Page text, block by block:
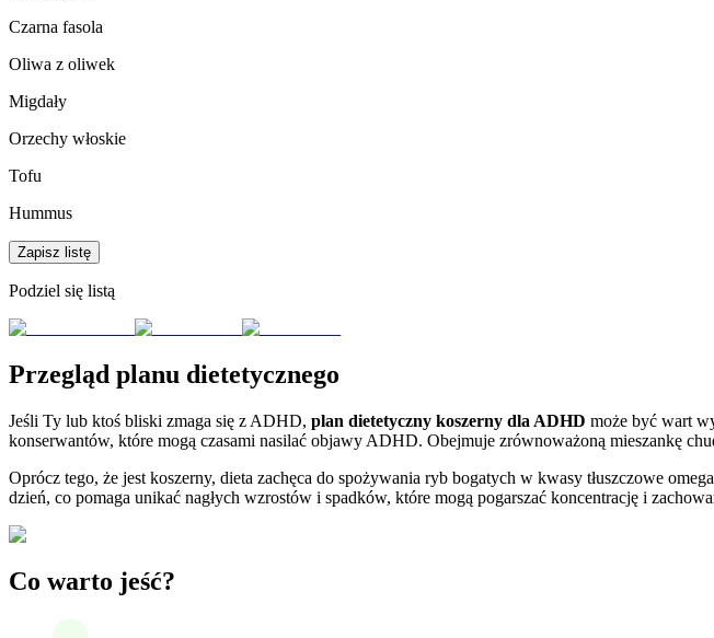
Czarna fasola
Oliwa z oliwek
Migdały
Orzechy włoskie
Tofu
Hummus
Zapisz listę
Podziel się listą
Przegląd planu dietetycznego
Jeśli Ty lub ktoś bliski zmaga się z ADHD, plan dietetyczny koszerny dla ADHD może być wart
konserwantów, które mogą czasami nasilać objawy ADHD. Obejmuje zrównoważoną mieszankę
Oprócz tego, że jest koszerny, dieta zachęca do spożywania ryb bogatych w kwasy tłuszczowe
dzień, co pomaga unikać nagłych wzrostów i spadków, które mogą pogarszać koncentrację i
Co warto jeść?